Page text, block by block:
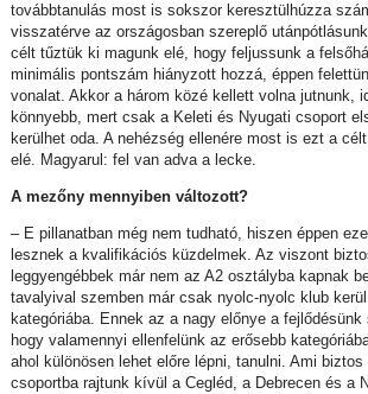
továbbtanulás most is sokszor keresztülhúzza
visszatérve az országosban szereplő
célt tűztük ki magunk elé, hogy feljussunk a
minimális pontszám hiányzott hozzá, éppen
vonalat. Akkor a három közé kellett volna jutnunk,
könnyebb, mert csak a Keleti és Nyugati csoport
kerülhet oda. A nehézség ellenére most is ezt a
elé. Magyarul: fel van adva a lecke.
A mezőny mennyiben változott?
– E pillanatban még nem tudható, hiszen éppen
lesznek a kvalifikációs küzdelmek. Az viszont
leggyengébbek már nem az A2 osztályba kapnak
tavalyival szemben már csak nyolc-nyolc klub
kategóriába. Ennek az a nagy előnye a fejlődésünk
hogy valamennyi ellenfelünk az erősebb
ahol különösen lehet előre lépni, tanulni. Ami biztos
csoportba rajtunk kívül a Cegléd, a Debrecen és a